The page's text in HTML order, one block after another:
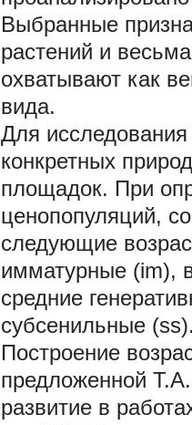
Выбранные
растений и
охватывают как
вида.
Для
конкретных
площадок. При
ценопопуляций,
следующие
имматурные (im),
средние
субсенильные
Построение
предложенной
развитие в